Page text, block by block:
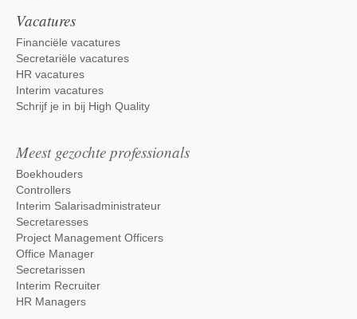
Vacatures
Financiële vacatures
Secretariële vacatures
HR vacatures
Interim vacatures
Schrijf je in bij High Quality
Meest gezochte professionals
Boekhouders
Controllers
Interim Salarisadministrateur
Secretaresses
Project Management Officers
Office Manager
Secretarissen
Interim Recruiter
HR Managers